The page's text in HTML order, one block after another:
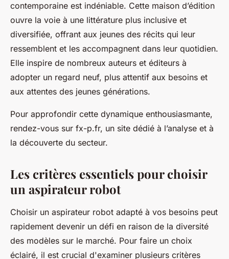
contemporaine est indéniable. Cette maison d’édition
ouvre la voie à une littérature plus inclusive et
diversifiée, offrant aux jeunes des récits qui leur
ressemblent et les accompagnent dans leur quotidien.
Elle inspire de nombreux auteurs et éditeurs à
adopter un regard neuf, plus attentif aux besoins et
aux attentes des jeunes générations.
Pour approfondir cette dynamique enthousiasmante,
rendez-vous sur fx-p.fr, un site dédié à l’analyse et à
la découverte du secteur.
Les critères essentiels pour choisir
un aspirateur robot
Choisir un aspirateur robot adapté à vos besoins peut
rapidement devenir un défi en raison de la diversité
des modèles sur le marché. Pour faire un choix
éclairé, il est crucial d'examiner plusieurs critères